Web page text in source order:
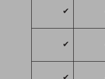
✔
✔